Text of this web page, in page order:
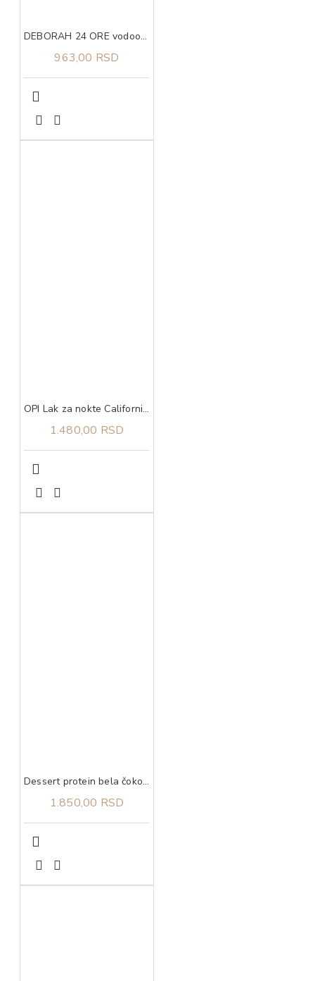
DEBORAH 24 ORE vodootporna olovka za oci 06
963,00 RSD
OPI Lak za nokte California Raspberry
1.480,00 RSD
Dessert protein bela čokolada 480g QNT
1.850,00 RSD